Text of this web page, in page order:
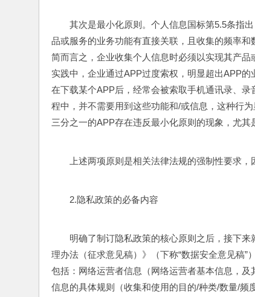
其次是最小化原则。个人信息国标第5.5条指
品或服务的业务功能有直接关联，且收集的频率
简而言之，企业收集个人信息时必须以实现其产
实践中，企业通过APP过度索权，明显超出APP
在下载某个APP后，经常会被索取手机通讯录、
程中，并不需要用到这些功能和/或信息，这种行
三分之一的APP存在违反最小化原则的现象，尤
上述两项原则是相关法律法规的强制性要求
2.隐私政策的必备内容
明确了制订隐私政策的核心原则之后，接下
理办法（征求意见稿）》（下称“数据安全意见稿
包括：网络运营者信息（网络运营者基本信息，
信息的具体规则（收集和使用的目的/种类/数量/